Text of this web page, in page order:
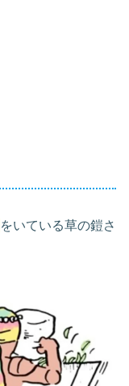
をいている草の鎧さ